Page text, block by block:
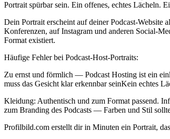
Portrait spürbar sein. Ein offenes, echtes Lächeln.
Dein Portrait erscheint auf deiner Podcast-Website
Konferenzen, auf Instagram und anderen Social-
Format existiert.
Häufige Fehler bei Podcast-Host-Portraits:
Zu ernst und förmlich — Podcast Hosting ist ein
muss das Gesicht klar erkennbar seinKein echtes
Kleidung: Authentisch und zum Format passend.
zum Branding des Podcasts — Farben und Stil
Profilbild.com erstellt dir in Minuten ein Portrait,